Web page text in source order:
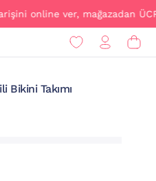
ver, mağazadan
Bikini Takımı